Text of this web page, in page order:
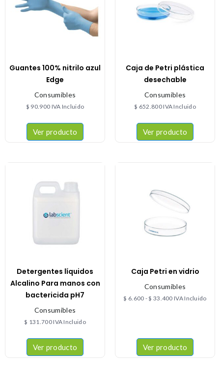
Guantes 100% nitrilo azul
Edge
Consumibles
$ 90.900 IVA Incluido
Ver producto
Caja de Petri plástica
desechable
Consumibles
$ 652.800IVA Incluido
Ver producto
Detergentes líquidos
Alcalino Para manos con
bactericida pH7
Consumibles
$ 131.700IVA Incluido
Ver producto
Caja Petri en vidrio
Consumibles
$ 6.600 -$ 33.400 IVA Incluido
Ver producto